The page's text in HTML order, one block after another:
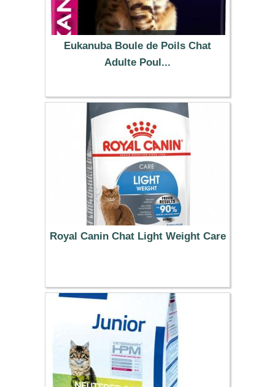
Eukanuba Boule de Poils Chat
Adulte Poul...
29.99 €
Royal Canin Chat Light Weight Care
19.99 €